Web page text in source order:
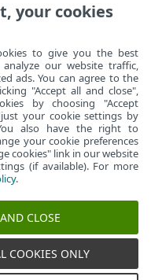
ESET
ESET
your cookies
to give you the best
our website traffic,
ads. You can agree to the
"Accept all and close",
by choosing "Accept
your cookie settings by
also have the right to
your cookie preferences
cookies" link in our website
(if available). For more
.
CLOSE
COOKIES ONLY